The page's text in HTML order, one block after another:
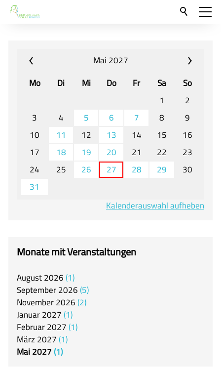
Neu hier?
Für Eltern und Schüler
Veranstaltungen und Termine
Unser Unterricht - Fachcurricula
Unsere Konzepte
Downloads
Unter-, Mittel und Oberstufe
Offener Ganztag
Mensa
Unsere Schulgemeinschaft
Kontakt
🇬🇧
Mai 2027
Mo
Di Mi Do Fr Sa
So
1
2
3
4 5 6 7 8
9
10
11 12 13 14 15
16
17
18 19 20 21 22
23
24
25 26 27 28 29
30
31
Kalenderauswahl aufheben
Monate mit Veranstaltungen
August2026 1
September2026 5
November2026 2
Januar2027 1
Februar2027 1
März 2027 1
Mai2027 1